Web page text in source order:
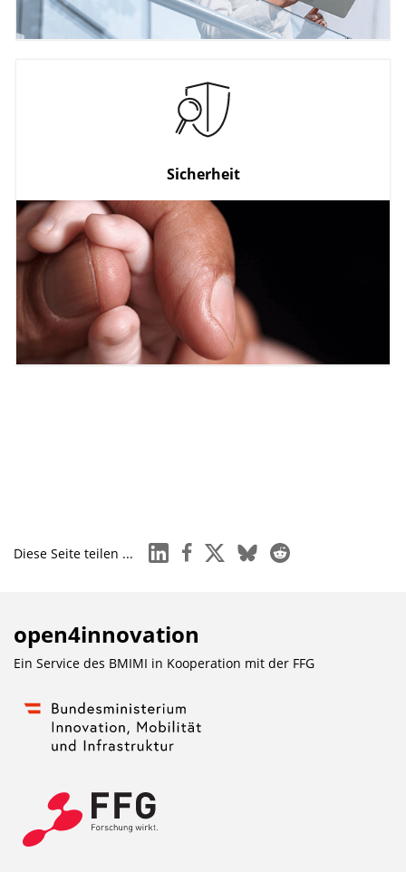
Talente entdecken
Qualifikation und Karriere
Wettbewerbsfähigkeit
Sicherheit
Diese Seite teilen ... linkedinfacebook
x blueskyreddit
open4innovation
Ein Service des BMIMI in Kooperation mit der FFG